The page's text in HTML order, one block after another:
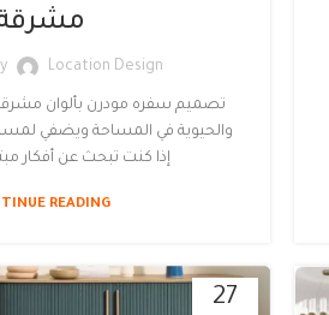
Location Design
تصميم سفره مودرن بألوان
والحيوية في المساحة ويضفي
إذا كنت تبحث عن أفكار
READING
27